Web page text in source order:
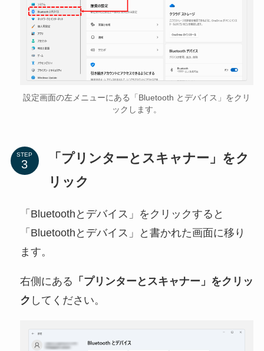
設定画面の左メニューにある「Bluetooth とデバイス」をクリ
ックします。
STEP
「プリンターとスキャナー」をク
リック
「Bluetoothとデバイス」をクリックすると
「Bluetoothとデバイス」と書かれた画面に移り
ます。
右側にある 「プリンターとスキャナー」をクリッ
ク してください。